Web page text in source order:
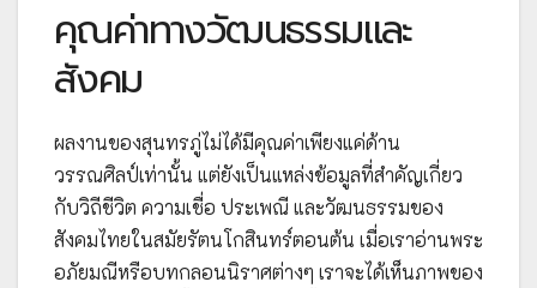
คุณค่าทางวัฒนธรรมและ
สังคม
ผลงานของสุนทรภู่ไม่ได้มีคุณค่าเพียงแค่ด้าน
วรรณศิลป์เท่านั้น แต่ยังเป็นแหล่งข้อมูลที่สำคัญเกี่ยว
กับวิถีชีวิต ความเชื่อ ประเพณี และวัฒนธรรมของ
สังคมไทยในสมัยรัตนโกสินทร์ตอนต้น เมื่อเราอ่านพระ
อภัยมณีหรือบทกลอนนิราศต่างๆ เราจะได้เห็นภาพของ